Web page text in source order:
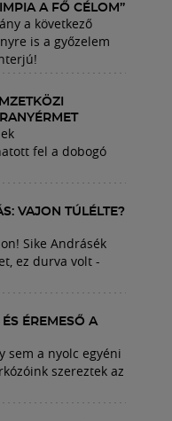
A FŐ CÉLOM”
a következő
is a győzelem
fel a dobogó
VAJON TÚLÉLTE?
Sike Andrásék
ez durva volt -
ÉREMESŐ A
sem a nyolc egyéni
szereztek az